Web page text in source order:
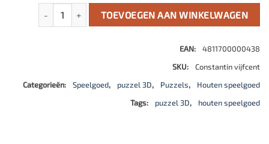
Vijf Cent Puzzel aantalTOEVOEGEN AAN WINKELWAGEN
EAN:
4811700000438
SKU:
Constantin vijfcent
Categorieën:
Speelgoed, puzzel 3D, Puzzels,
Houten speelgoed
Tags:
puzzel 3D, houten speelgoed